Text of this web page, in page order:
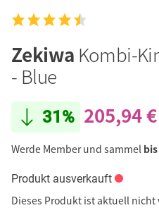
Zekiwa Kombi-
- Blue
31% 205,94 €
Werde Member und sammel
Produkt ausverkauft
Dieses Produkt ist aktuell nicht